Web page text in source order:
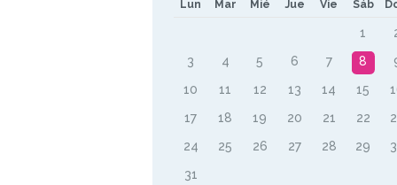
Lun Mar Mié Jue Vie Sáb
1
3
4 5 6 7 8
10
11 12 13 14 15
17
18 19 20 21 22
24
25 26 27 28 29
31